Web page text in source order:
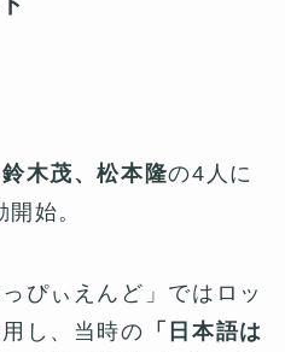
木茂、松本隆の4人に
始。
ぴぃえんど」ではロッ
し、当時の 「日本語は